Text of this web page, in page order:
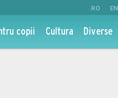
RO EN
copii Cultura Diverse